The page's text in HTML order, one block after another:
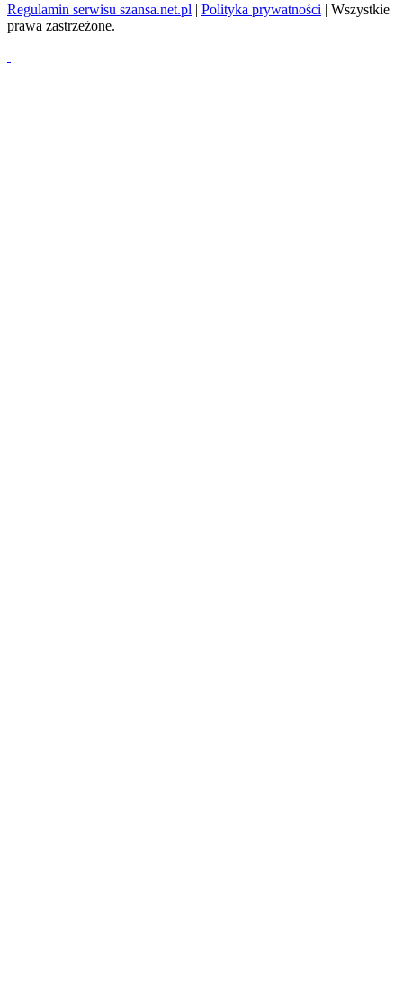
Regulamin serwisu szansa.net.pl | Polityka prywatności | Wszystkie
prawa zastrzeżone.